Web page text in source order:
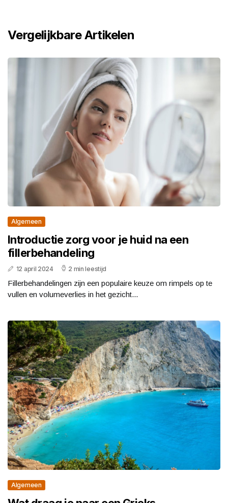
Vergelijkbare Artikelen
Algemeen
Introductie zorg voor je huid na een
fillerbehandeling
12 april 2024 2 min leestijd
Fillerbehandelingen zijn een populaire keuze om rimpels op te
vullen en volumeverlies in het gezicht...
Algemeen